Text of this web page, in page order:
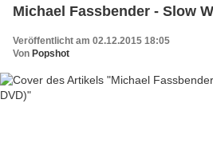
Michael Fassbender - Slow
Veröffentlicht am 02.12.2015 18:05
Von Popshot